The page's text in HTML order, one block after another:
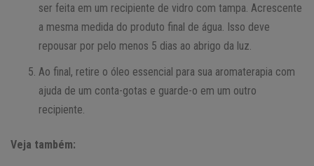
ser feita em um recipiente de vidro com tampa. Acrescente
a mesma medida do produto final de água. Isso deve
repousar por pelo menos 5 dias ao abrigo da luz.
Ao final, retire o óleo essencial para sua aromaterapia com
ajuda de um conta-gotas e guarde-o em um outro
recipiente.
Veja também: